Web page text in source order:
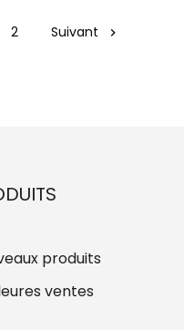
2 Suivant 
produits
ventes